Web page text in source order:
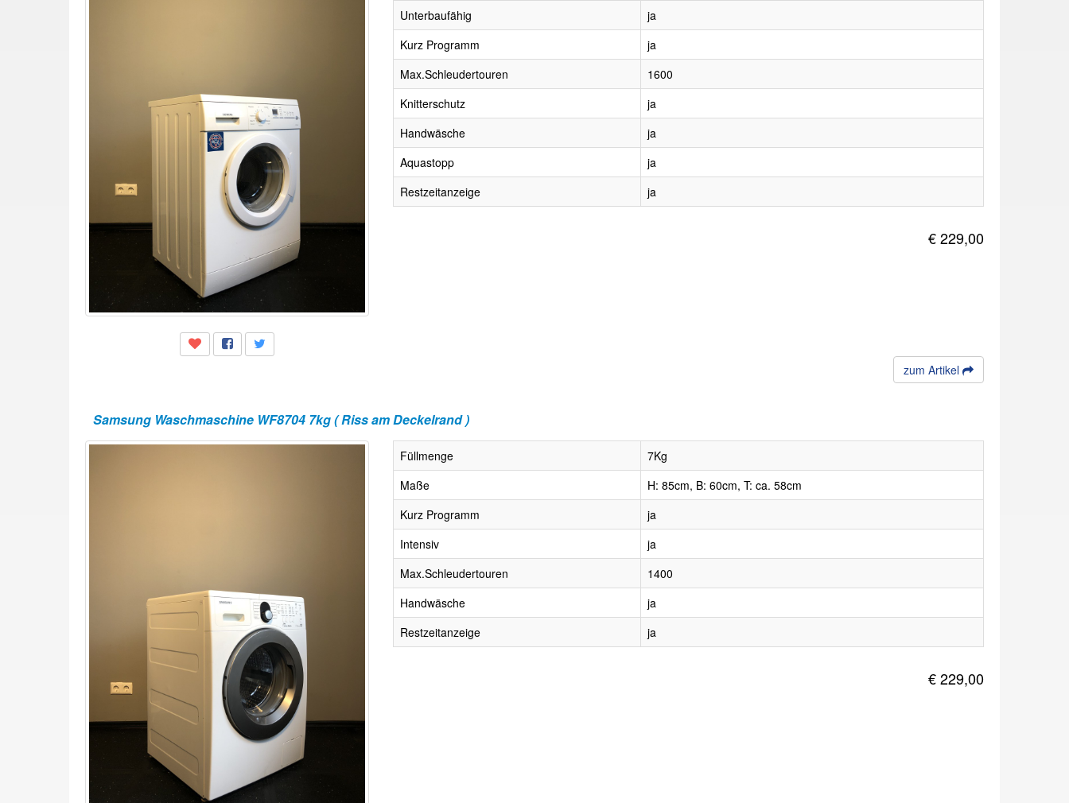
Unterbaufähig
ja
Kurz Programm
ja
Max.Schleudertouren
1600
Knitterschutz
ja
Handwäsche
ja
Aquastopp
ja
Restzeitanzeige
ja
€ 229,00
zum Artikel
Samsung Waschmaschine WF8704 7kg ( Riss am Deckelrand )
Füllmenge
7Kg
Maße
H: 85cm, B: 60cm, T: ca. 58cm
Kurz Programm
ja
Intensiv
ja
Max.Schleudertouren
1400
Handwäsche
ja
Restzeitanzeige
ja
€ 229,00